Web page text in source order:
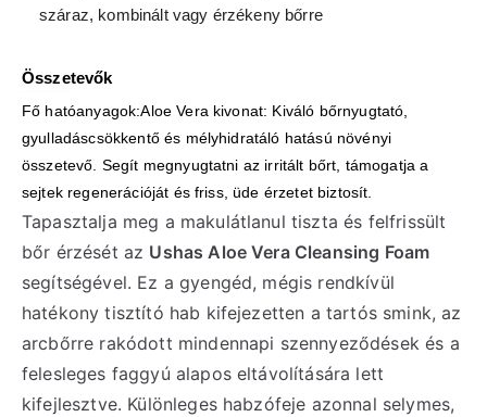
száraz, kombinált vagy érzékeny bőrre
Összetevők
Fő hatóanyagok:Aloe Vera kivonat: Kiváló bőrnyugtató,
gyulladáscsökkentő és mélyhidratáló hatású növényi
összetevő. Segít megnyugtatni az irritált bőrt, támogatja a
sejtek regenerációját és friss, üde érzetet biztosít.
Tapasztalja meg a makulátlanul tiszta és felfrissült
bőr érzését az Ushas Aloe Vera Cleansing Foam
segítségével. Ez a gyengéd, mégis rendkívül
hatékony tisztító hab kifejezetten a tartós smink, az
arcbőrre rakódott mindennapi szennyeződések és a
felesleges faggyú alapos eltávolítására lett
kifejlesztve. Különleges habzófeje azonnal selymes,